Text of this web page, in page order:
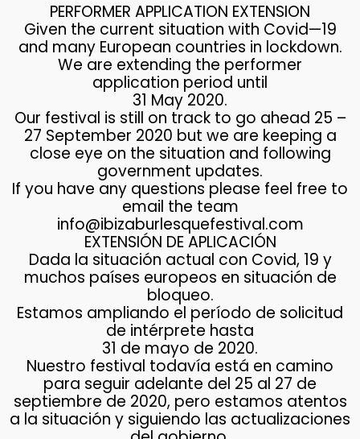
PERFORMER APPLICATION EXTENSION
Given the current situation with Covid—19
and many European countries in lockdown.
We are extending the performer
application period until
31 May 2020.
Our festival is still on track to go ahead 25 –
27 September 2020 but we are keeping a
close eye on the situation and following
government updates.
If you have any questions please feel free to
email the team
info@ibizaburlesquefestival.com
EXTENSIÓN DE APLICACIÓN
Dada la situación actual con Covid, 19 y
muchos países europeos en situación de
bloqueo.
Estamos ampliando el período de solicitud
de intérprete hasta
31 de mayo de 2020.
Nuestro festival todavía está en camino
para seguir adelante del 25 al 27 de
septiembre de 2020, pero estamos atentos
a la situación y siguiendo las actualizaciones